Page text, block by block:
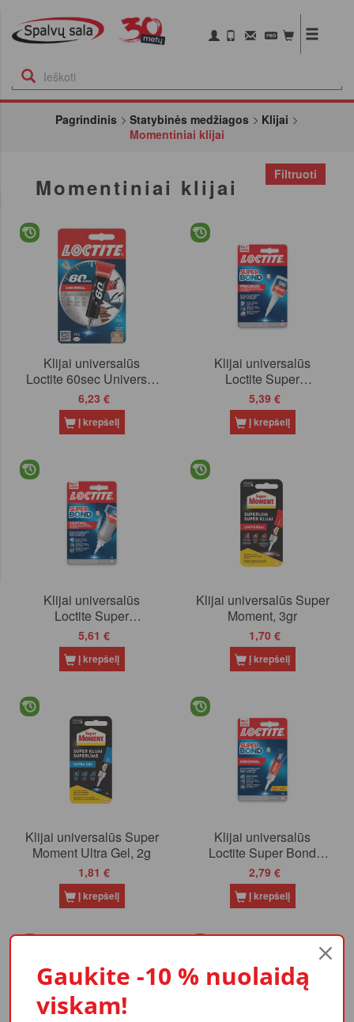
Pagrindinis Statybinės medžiagos
Klijai
Momentiniai klijai
Momentiniai klijai Filtruoti
Klijai universalūs
Loctite 60sec Universal
Glue, 20g
6,23 €
Į krepšelį
Klijai universalūs
Loctite Super
Attack/Bond Precision,
5g
5,39 €
Į krepšelį
Klijai universalūs
Loctite Super
Attack/Bond Control, 3g
5,61 €
Į krepšelį
Klijai universalūs Super
Moment, 3gr
1,70 €
Į krepšelį
Klijai universalūs Super
Moment Ultra Gel, 2g
1,81 €
Į krepšelį
Klijai universalūs
Loctite Super Bond
Original Gel 4gr (12)
2,79 €
Į krepšelį
Gaukite -10 % nuolaidą
viskam!